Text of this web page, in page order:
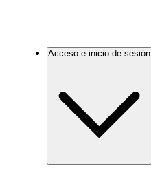
Acceso e inicio de sesión